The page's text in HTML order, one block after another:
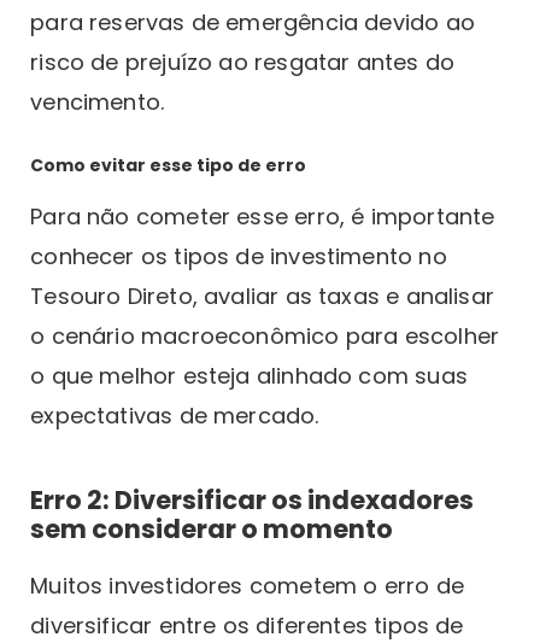
para reservas de emergência devido ao
risco de prejuízo ao resgatar antes do
vencimento.
Como evitar esse tipo de erro
Para não cometer esse erro, é importante
conhecer os tipos de investimento no
Tesouro Direto, avaliar as taxas e analisar
o cenário macroeconômico para escolher
o que melhor esteja alinhado com suas
expectativas de mercado.
Erro 2: Diversificar os indexadores
sem considerar o momento
Muitos investidores cometem o erro de
diversificar entre os diferentes tipos de